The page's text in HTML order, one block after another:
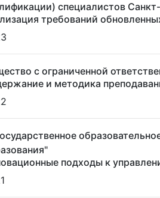
специалистов
требований
с ограниченной
и методика
подходы к